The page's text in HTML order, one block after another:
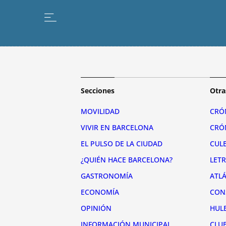
Secciones
MOVILIDAD
VIVIR EN BARCELONA
EL PULSO DE LA CIUDAD
¿QUIÉN HACE BARCELONA?
GASTRONOMÍA
ECONOMÍA
OPINIÓN